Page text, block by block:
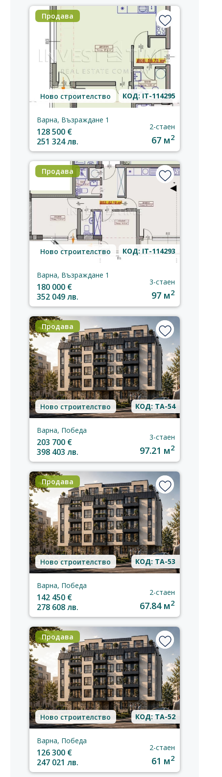
Продава
Ново строителство КОД: IT-114295
Варна, Възраждане 1
128 500 €
251 324 лв.
2-стаен
67 м2
Продава
Ново строителство КОД: IT-114293
Варна, Възраждане 1
180 000 €
352 049 лв.
3-стаен
97 м2
Продава
Ново строителство КОД: TA-54
Варна, Победа
203 700 €
398 403 лв.
3-стаен
97.21 м2
Продава
Ново строителство КОД: TA-53
Варна, Победа
142 450 €
278 608 лв.
2-стаен
67.84 м2
Продава
Ново строителство КОД: TA-52
Варна, Победа
126 300 €
247 021 лв.
2-стаен
61 м2